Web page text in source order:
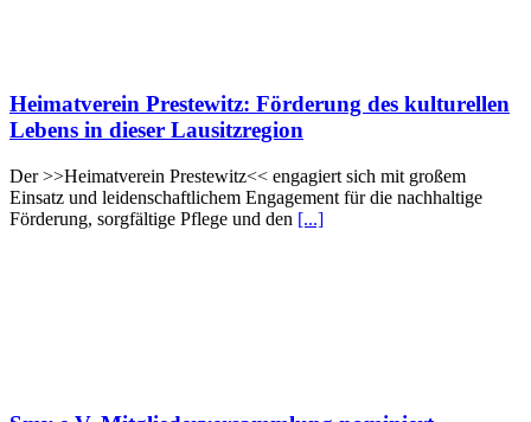
Heimatverein Prestewitz: Förderung des kulturellen
Lebens in dieser Lausitzregion
Der >>Heimatverein Prestewitz<< engagiert sich mit großem
Einsatz und leidenschaftlichem Engagement für die nachhaltige
Förderung, sorgfältige Pflege und den [...]